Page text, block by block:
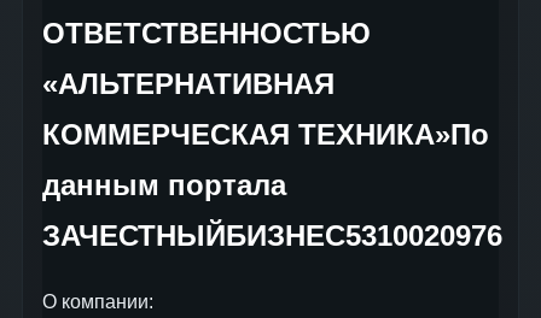
ОТВЕТСТВЕННОСТЬЮ
«АЛЬТЕРНАТИВНАЯ
КОММЕРЧЕСКАЯ ТЕХНИКА»По
данным портала
ЗАЧЕСТНЫЙБИЗНЕС5310020976
О компании: